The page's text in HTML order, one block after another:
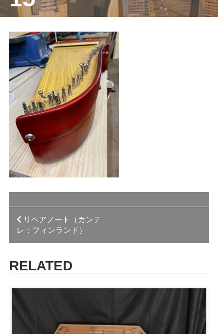
THE WOOD, TK O’BRIEN’S, MCSPADDEN DULCIMERS正規
代理店
投
稿
ナ
ビ
ゲ
ー
リペアノート（カンテ
レ：フィンランド）
RELATED